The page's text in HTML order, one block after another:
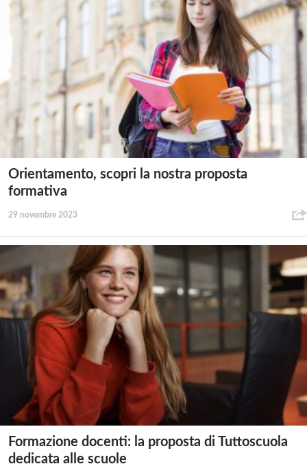
Orientamento, scopri la nostra proposta
formativa
29 novembre 2023
Formazione docenti: la proposta di Tuttoscuola
dedicata alle scuole